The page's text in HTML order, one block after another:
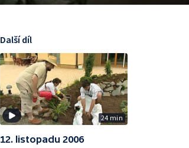
24 min
Další díl
12. listopadu 2006